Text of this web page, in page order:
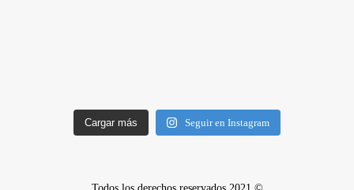
Cargar más Seguir en Instagram